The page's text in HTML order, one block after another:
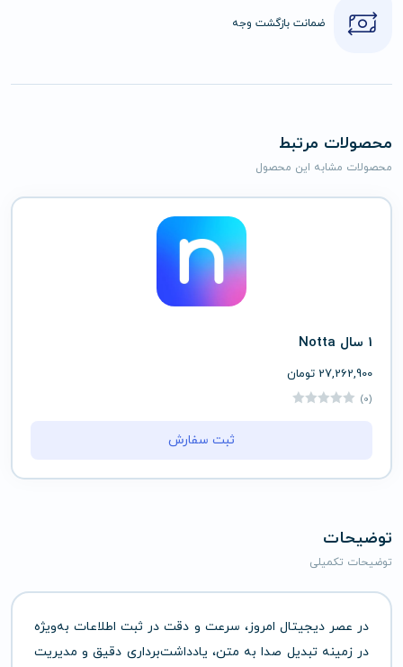
ضمانت بازگشت وجه
محصولات مرتبط
محصولات مشابه این محصول
1 سال Notta
27,262,900 تومان
(0)
ثبت سفارش
توضیحات
توضیحات تکمیلی
در عصر دیجیتال امروز، سرعت و دقت در ثبت اطلاعات به‌ویژه
در زمینه تبدیل صدا به متن، یادداشت‌برداری دقیق و مدیریت